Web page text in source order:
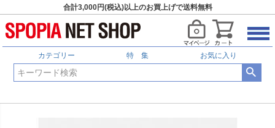
合計3,000円(税込)以上のお買上げで送料無料
カテゴリー 特 集 お気に入り